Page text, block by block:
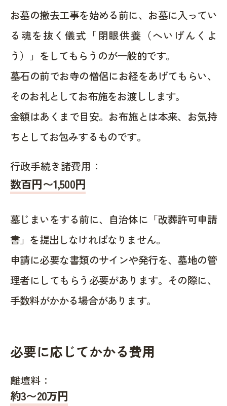
お墓の撤去工事を始める前に、お墓に入ってい
る魂を抜く儀式「閉眼供養（へいげんくよ
う）」をしてもらうのが一般的です。
墓石の前でお寺の僧侶にお経をあげてもらい、
そのお礼としてお布施をお渡しします。
金額はあくまで目安。お布施とは本来、お気持
ちとしてお包みするものです。
行政手続き諸費用：
数百円〜1,500円
墓じまいをする前に、自治体に「改葬許可申請
書」を提出しなければなりません。
申請に必要な書類のサインや発行を、墓地の管
理者にしてもらう必要があります。その際に、
手数料がかかる場合があります。
必要に応じてかかる費用
離壇料：
約3〜20万円